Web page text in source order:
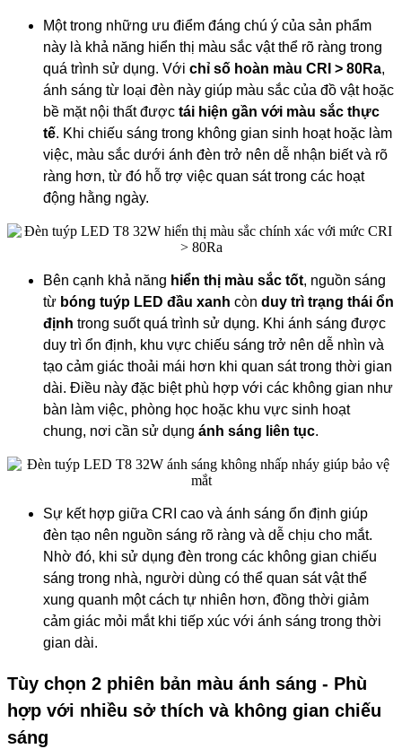
Một trong những ưu điểm đáng chú ý của sản phẩm
này là khả năng hiển thị màu sắc vật thể rõ ràng trong
quá trình sử dụng. Với chỉ số hoàn màu CRI > 80Ra,
ánh sáng từ loại đèn này giúp màu sắc của đồ vật hoặc
bề mặt nội thất được tái hiện gần với màu sắc thực
tế. Khi chiếu sáng trong không gian sinh hoạt hoặc làm
việc, màu sắc dưới ánh đèn trở nên dễ nhận biết và rõ
ràng hơn, từ đó hỗ trợ việc quan sát trong các hoạt
động hằng ngày.
Bên cạnh khả năng hiển thị màu sắc tốt, nguồn sáng
từ bóng tuýp LED đầu xanh còn duy trì trạng thái ổn
định trong suốt quá trình sử dụng. Khi ánh sáng được
duy trì ổn định, khu vực chiếu sáng trở nên dễ nhìn và
tạo cảm giác thoải mái hơn khi quan sát trong thời gian
dài. Điều này đặc biệt phù hợp với các không gian như
bàn làm việc, phòng học hoặc khu vực sinh hoạt
chung, nơi cần sử dụng ánh sáng liên tục.
Sự kết hợp giữa CRI cao và ánh sáng ổn định giúp
đèn tạo nên nguồn sáng rõ ràng và dễ chịu cho mắt.
Nhờ đó, khi sử dụng đèn trong các không gian chiếu
sáng trong nhà, người dùng có thể quan sát vật thể
xung quanh một cách tự nhiên hơn, đồng thời giảm
cảm giác mỏi mắt khi tiếp xúc với ánh sáng trong thời
gian dài.
Tùy chọn 2 phiên bản màu ánh sáng - Phù
hợp với nhiều sở thích và không gian chiếu
sáng